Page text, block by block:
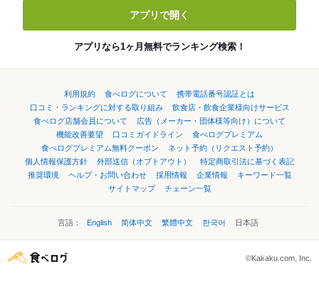
アプリで開く
アプリなら1ヶ月無料でランキング検索！
利用規約 食べログについて
携帯電話番号認証とは
口コミ・ランキングに対する取り組み
飲食店・飲食企業様向けサービス
食べログ店舗会員について
広告（メーカー・団体様等向け）について
機能改善要望
口コミガイドライン
食べログプレミアム
食べログプレミアム無料クーポン
ネット予約（リクエスト予約）
個人情報保護方針
外部送信（オプトアウト）
特定商取引法に基づく表記
推奨環境
ヘルプ・お問い合わせ 採用情報 企業情報
キーワード一覧
サイトマップ
チェーン一覧
言語： English 简体中文 繁體中文 한국어 日本語
©Kakaku.com, Inc.